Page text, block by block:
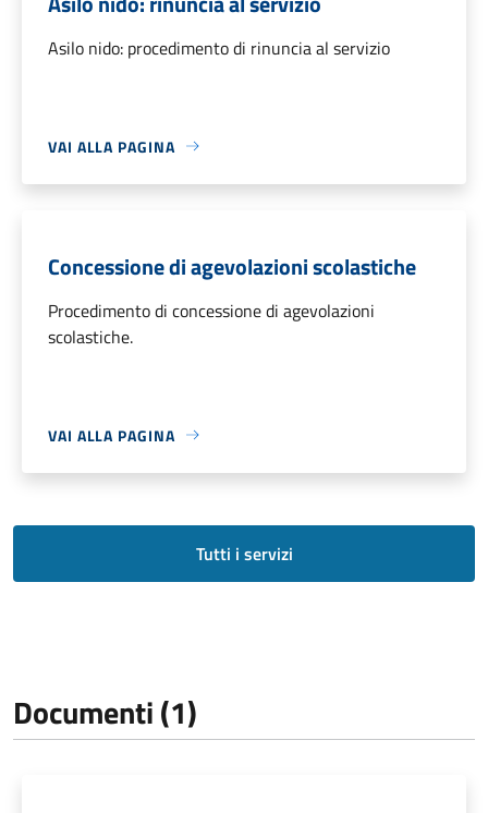
Asilo nido: procedimento di rinuncia al servizio
VAI ALLA PAGINA
Concessione di agevolazioni scolastiche
Procedimento di concessione di agevolazioni
scolastiche.
VAI ALLA PAGINA
Tutti i servizi
Documenti (1)